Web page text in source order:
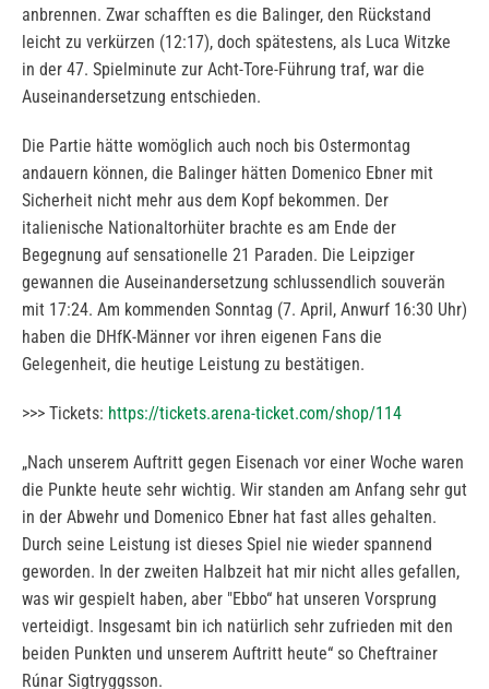
anbrennen. Zwar schafften es die Balinger, den Rückstand
leicht zu verkürzen (12:17), doch spätestens, als Luca Witzke
in der 47. Spielminute zur Acht-Tore-Führung traf, war die
Auseinandersetzung entschieden.
Die Partie hätte womöglich auch noch bis Ostermontag
andauern können, die Balinger hätten Domenico Ebner mit
Sicherheit nicht mehr aus dem Kopf bekommen. Der
italienische Nationaltorhüter brachte es am Ende der
Begegnung auf sensationelle 21 Paraden. Die Leipziger
gewannen die Auseinandersetzung schlussendlich souverän
mit 17:24. Am kommenden Sonntag (7. April, Anwurf 16:30 Uhr)
haben die DHfK-Männer vor ihren eigenen Fans die
Gelegenheit, die heutige Leistung zu bestätigen.
>>> Tickets: https://tickets.arena-ticket.com/shop/114
„Nach unserem Auftritt gegen Eisenach vor einer Woche waren
die Punkte heute sehr wichtig. Wir standen am Anfang sehr gut
in der Abwehr und Domenico Ebner hat fast alles gehalten.
Durch seine Leistung ist dieses Spiel nie wieder spannend
geworden. In der zweiten Halbzeit hat mir nicht alles gefallen,
was wir gespielt haben, aber "Ebbo“ hat unseren Vorsprung
verteidigt. Insgesamt bin ich natürlich sehr zufrieden mit den
beiden Punkten und unserem Auftritt heute“ so Cheftrainer
Rúnar Sigtryggsson.